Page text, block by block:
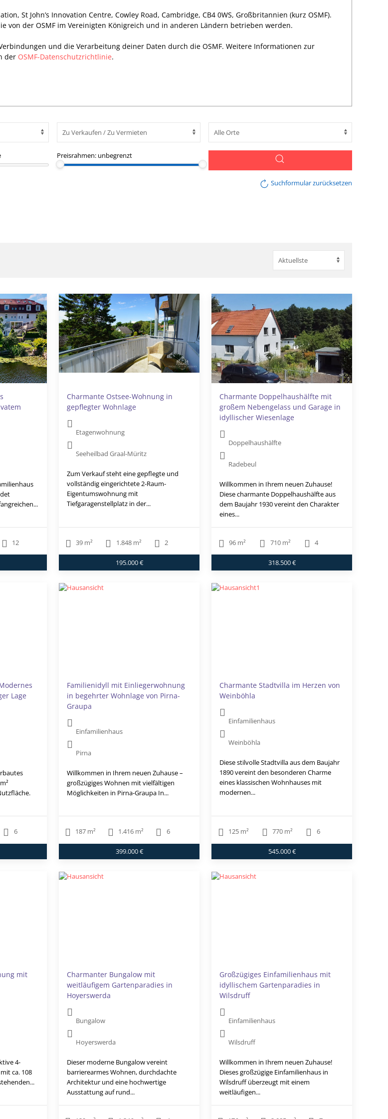
St John’s Innovation Centre, Cowley Road, Cambridge, CB4 0WS, Großbritannien (kurz OSMF).
von der OSMF im Vereinigten Königreich und in anderen Ländern betrieben werden.
und die Verarbeitung deiner Daten durch die OSMF. Weitere Informationen zur
der OSMF-Datenschutzrichtlinie.
Preisrahmen: unbegrenzt
Suchformular zurücksetzen
12
Charmante Ostsee-Wohnung in
gepflegter Wohnlage
Etagenwohnung
Seeheilbad Graal-Müritz
Zum Verkauf steht eine gepflegte und
vollständig eingerichtete 2-Raum-
Eigentumswohnung mit
Tiefgaragenstellplatz in der...
39 m² 1.848 m² 2
195.000 €
Charmante Doppelhaushälfte mit
großem Nebengelass und Garage in
idyllischer Wiesenlage
Doppelhaushälfte
Radebeul
Willkommen in Ihrem neuen Zuhause!
Diese charmante Doppelhaushälfte aus
dem Baujahr 1930 vereint den Charakter
eines...
96 m² 710 m² 4
318.500 €
Lage
6
Familienidyll mit Einliegerwohnung
in begehrter Wohnlage von Pirna-
Graupa
Einfamilienhaus
Pirna
Willkommen in Ihrem neuen Zuhause –
großzügiges Wohnen mit vielfältigen
Möglichkeiten in Pirna-Graupa In...
187 m² 1.416 m² 6
399.000 €
Charmante Stadtvilla im Herzen von
Weinböhla
Einfamilienhaus
Weinböhla
Diese stilvolle Stadtvilla aus dem Baujahr
1890 vereint den besonderen Charme
eines klassischen Wohnhauses mit
modernen...
125 m² 770 m² 6
545.000 €
mit
4-
ca. 108
Charmanter Bungalow mit
weitläufigem Gartenparadies in
Hoyerswerda
Bungalow
Hoyerswerda
Dieser moderne Bungalow vereint
barrierearmes Wohnen, durchdachte
Architektur und eine hochwertige
Ausstattung auf rund...
Großzügiges Einfamilienhaus mit
idyllischem Gartenparadies in
Wilsdruff
Einfamilienhaus
Wilsdruff
Willkommen in Ihrem neuen Zuhause!
Dieses großzügige Einfamilienhaus in
Wilsdruff überzeugt mit einem
weitläufigen...